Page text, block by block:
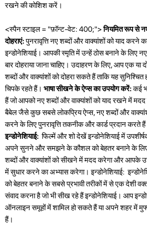
रखने की कोशिश करें।
<स्पैन स्टाइल = "फ़ॉन्ट-वेट: 400;">नियमित रूप से
दोहराएं:पुनरावृत्ति नए शब्दों और वाक्यांशों को याद
इन्डोनेशियाई। आपकी स्मृति में उन्हें ठोस बनाने के लिए
बार दोहराया जाना चाहिए। उदाहरण के लिए, आप एक या
शब्दों और वाक्यांशों को दोहरा सकते हैं ताकि यह
चिपके रहते हैं। भाषा सीखने के ऐप्स का उपयोग करें:कई
हैं जो आपको नए शब्दों और वाक्यांशों को याद रखने में
बैबेल जैसे कुछ सबसे लोकप्रिय ऐप्स, नए शब्दों और
करने के लिए पुनरावृत्ति तकनीक और कार्ड प्रदान करते
इन्डोनेशियाई: ​​ फिल्में और शो देखें इन्डोनेशियाई में
अपने सुनने और समझने के कौशल को बेहतर बनाने के
शब्दों और वाक्यांशों को सीखने में मदद करेगा और आपके
में सुधार करने का अभ्यास करेगा। इन्डोनेशियाई:
को बेहतर बनाने के सबसे प्रभावी तरीकों में से एक देशी
संवाद करना है जो भी सीख रहे हैं इन्डोनेशियाई। आप
ऑनलाइन समूहों में शामिल हो सकते हैं या अपने शहर में
हैं।